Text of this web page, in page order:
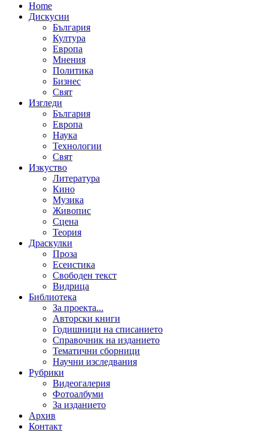
Home
Дискусии
България
Култура
Европа
Мнения
Политика
Бизнес
Свят
Изгледи
България
Европа
Наука
Технологии
Свят
Изкуство
Литература
Кино
Музика
Живопис
Сцена
Теория
Драскулки
Проза
Есеистика
Свободен текст
Видрица
Библиотека
За проекта...
Авторски книги
Годишници на списанието
Справочник на изданието
Тематични сборници
Научни изследвания
Рубрики
Видеогалерия
Фотоалбуми
За изданието
Архив
Контакт